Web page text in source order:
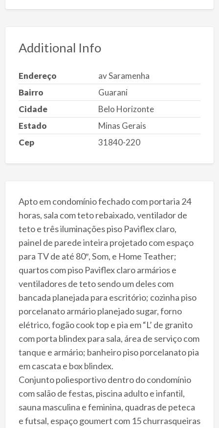
Additional Info
Endereço
av Saramenha
Bairro
Guarani
Cidade
Belo Horizonte
Estado
Minas Gerais
Cep
31840-220
Apto em condomínio fechado com portaria 24
horas, sala com teto rebaixado, ventilador de
teto e três iluminações piso Paviflex claro,
painel de parede inteira projetado com espaço
para TV de até 80″, Som, e Home Teather;
quartos com piso Paviflex claro armários e
ventiladores de teto sendo um deles com
bancada planejada para escritório; cozinha piso
porcelanato armário planejado sugar, forno
elétrico, fogão cook top e pia em “L’ de granito
com porta blindex para sala, área de serviço com
tanque e armário; banheiro piso porcelanato pia
em cascata e box blindex.
Conjunto poliesportivo dentro do condomínio
com salão de festas, piscina adulto e infantil,
sauna masculina e feminina, quadras de peteca
e futsal, espaço goumert com 15 churrasqueiras